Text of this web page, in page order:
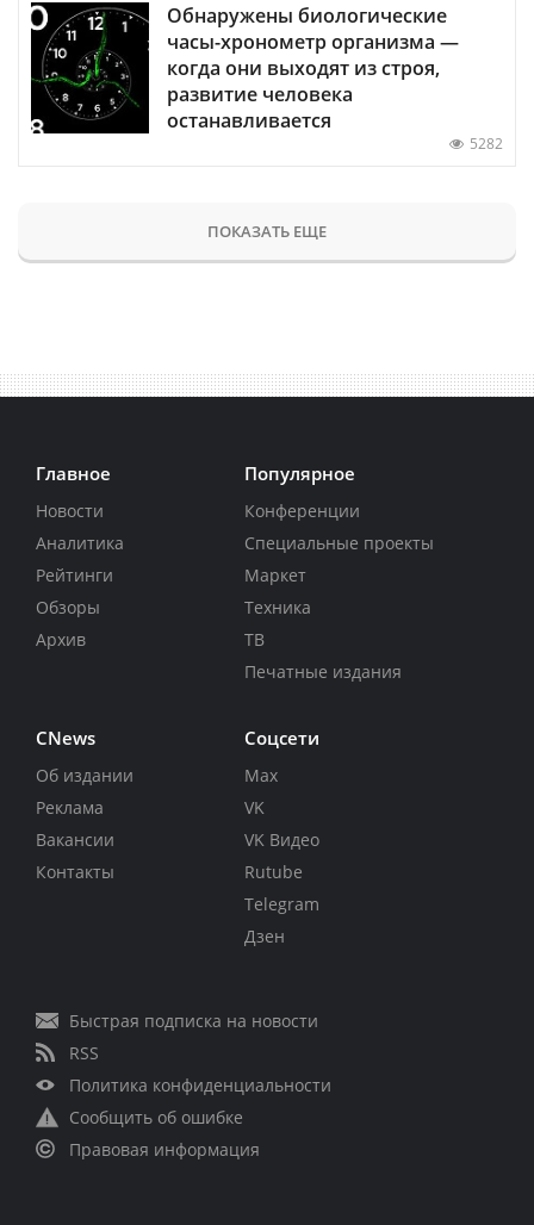
Обнаружены биологические
часы-хронометр организма —
когда они выходят из строя,
развитие человека
останавливается
5282
ПОКАЗАТЬ ЕЩЕ
Главное
Новости
Аналитика
Рейтинги
Обзоры
Архив
Популярное
Конференции
Специальные проекты
Маркет
Техника
ТВ
Печатные издания
CNews
Об издании
Реклама
Вакансии
Контакты
Соцсети
Max
VK
VK Видео
Rutube
Telegram
Дзен
Быстрая подписка на новости
RSS
Политика конфиденциальности
Сообщить об ошибке
Правовая информация